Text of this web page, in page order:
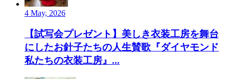
4 May, 2026
【試写会プレゼント】美しき衣装工房を舞台
にしたお針子たちの人生賛歌『ダイヤモンド
私たちの衣装工房』...